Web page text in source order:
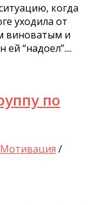
когда
уходила от
виноватым и
“надоел”....
по
Мотивация /